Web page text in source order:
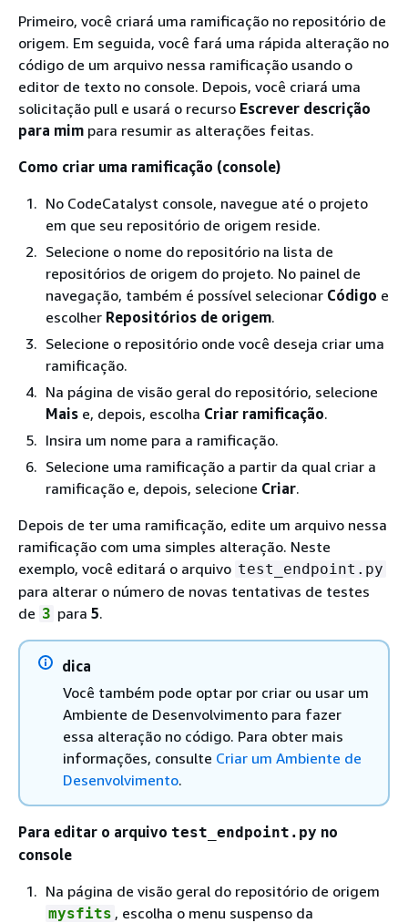
Primeiro, você criará uma ramificação no repositório de
origem. Em seguida, você fará uma rápida alteração no
código de um arquivo nessa ramificação usando o
editor de texto no console. Depois, você criará uma
solicitação pull e usará o recurso Escrever descrição
para mim para resumir as alterações feitas.
Como criar uma ramificação (console)
No CodeCatalyst console, navegue até o projeto
em que seu repositório de origem reside.
Selecione o nome do repositório na lista de
repositórios de origem do projeto. No painel de
navegação, também é possível selecionar Código e
escolher Repositórios de origem.
Selecione o repositório onde você deseja criar uma
ramificação.
Na página de visão geral do repositório, selecione
Mais e, depois, escolha Criar ramificação.
Insira um nome para a ramificação.
Selecione uma ramificação a partir da qual criar a
ramificação e, depois, selecione Criar.
Depois de ter uma ramificação, edite um arquivo nessa
ramificação com uma simples alteração. Neste
exemplo, você editará o arquivo test_endpoint.py
para alterar o número de novas tentativas de testes
de 3 para 5.
dica
Você também pode optar por criar ou usar um
Ambiente de Desenvolvimento para fazer
essa alteração no código. Para obter mais
informações, consulte Criar um Ambiente de
Desenvolvimento.
Para editar o arquivo test_endpoint.py no
console
Na página de visão geral do repositório de origem
mysfits , escolha o menu suspenso da